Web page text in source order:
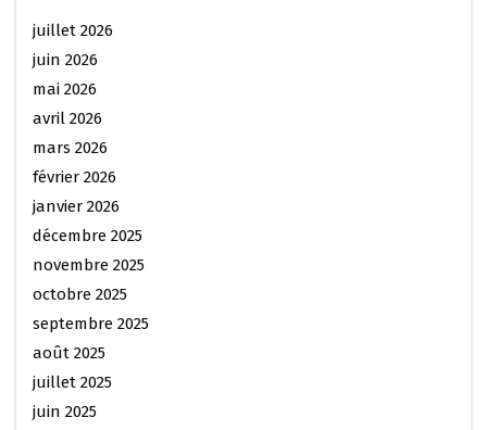
juillet 2026
juin 2026
mai 2026
avril 2026
mars 2026
février 2026
janvier 2026
décembre 2025
novembre 2025
octobre 2025
septembre 2025
août 2025
juillet 2025
juin 2025